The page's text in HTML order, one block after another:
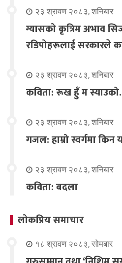
२३ श्रावण २०८३, शनिबार
ग्यासको कृत्रिम अभाव
रडिपोहरूलाई सरकारले
२३ श्रावण २०८३, शनिबार
कविता: रूख हुँ म
२३ श्रावण २०८३, शनिबार
गजल: हाम्रो स्वर्गमा
२३ श्रावण २०८३, शनिबार
कविता: बदला
लोकप्रिय समाचार
१८ श्रावण २०८३, सोमबार